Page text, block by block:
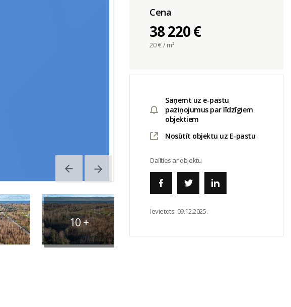
10+
Cena
38 220 €
20€ / m²
Saņemt uz e-pastu
paziņojumus par līdzīgiem
objektiem
Nosūtīt objektu uz E-pastu
Dalīties ar objektu
Ievietots: 09.12.2025.